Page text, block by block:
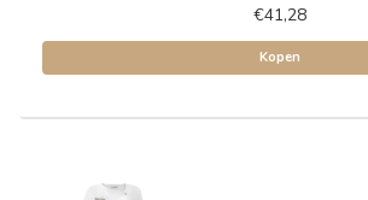
€41,28
Kopen